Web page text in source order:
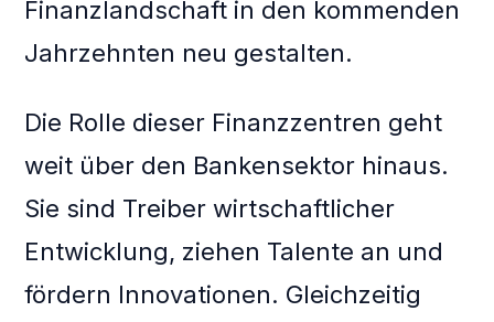
Finanzlandschaft in den kommenden
Jahrzehnten neu gestalten.
Die Rolle dieser Finanzzentren geht
weit über den Bankensektor hinaus.
Sie sind Treiber wirtschaftlicher
Entwicklung, ziehen Talente an und
fördern Innovationen. Gleichzeitig